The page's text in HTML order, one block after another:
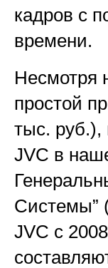
кадров с
времени.
Несмотря
простой
тыс. руб.),
JVC в
Системы”
JVC с